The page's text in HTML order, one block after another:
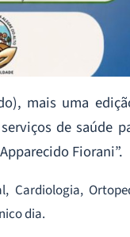
mais uma
de saúde
Fiorani”.
Cardiologia,
dia.